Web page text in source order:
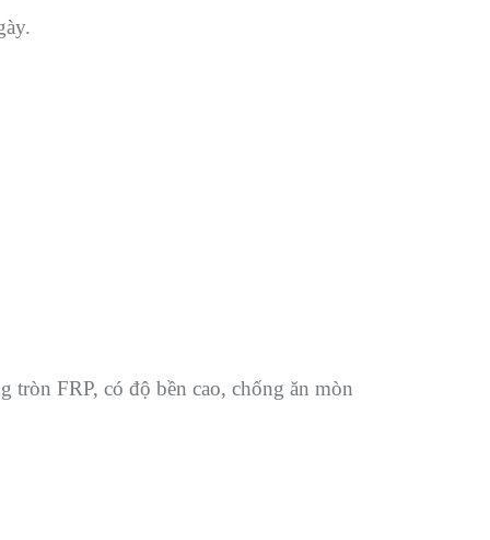
FRP, có độ bền cao, chống ăn mòn